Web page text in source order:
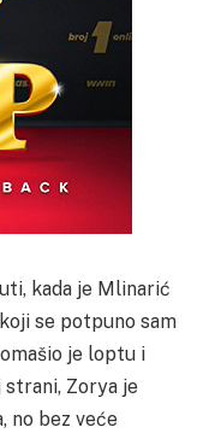
kada je Mlinarić
se potpuno sam
je loptu i
Zorya je
no bez veće